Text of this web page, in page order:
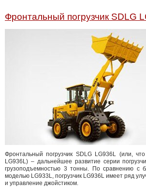
Фронтальный погрузчик SDLG
Фронтальный погрузчик SDLG LG936L (или,
LG936L) – дальнейшее развитие серии
грузоподъемностью 3 тонны. По сравнению с
моделью LG933L, погрузчик LG936L имеет ряд
и управление джойстиком.